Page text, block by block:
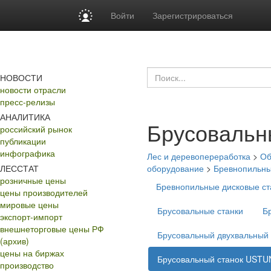
Войти Зарегистрироваться
НОВОСТИ
новости отрасли
пресс-релизы
АНАЛИТИКА
российский рынок
публикации
инфографика
ЛЕССТАТ
розничные цены
цены производителей
мировые цены
экспорт-импорт
внешнеторговые цены РФ
(архив)
цены на биржах
производство
Лес и деревопереработка >
оборудование >
Бревнопильные дисковые
Брусовальные станки
Брусовальный двухвальный
Брусовальный станок